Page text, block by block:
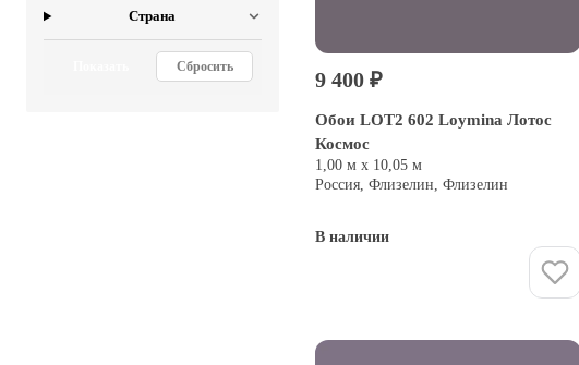
Страна
Сбросить
9 400 ₽
Обои LOT2 602 Loymina Лотос
Космос
1,00 м х 10,05 м
Россия, Флизелин, Флизелин
В наличии